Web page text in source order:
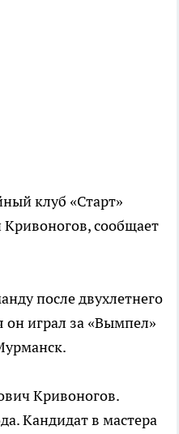
клуб «Старт»
Кривоногов, сообщает
после двухлетнего
он играл за «Вымпел»
Кривоногов.
Кандидат в мастера